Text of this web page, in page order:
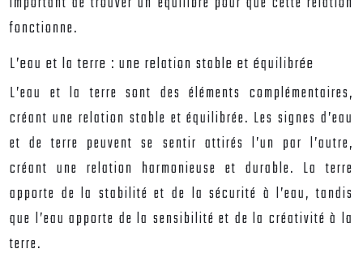
fonctionne.
L’eau et la terre : une relation stable et équilibrée
L’eau et la terre sont des éléments complémentaires,
créant une relation stable et équilibrée. Les signes d’eau
et de terre peuvent se sentir attirés l’un par l’autre,
créant une relation harmonieuse et durable. La terre
apporte de la stabilité et de la sécurité à l’eau, tandis
que l’eau apporte de la sensibilité et de la créativité à la
terre.